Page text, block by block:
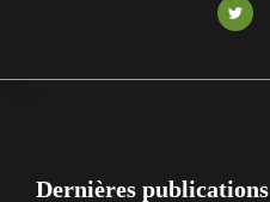
Dernières publications